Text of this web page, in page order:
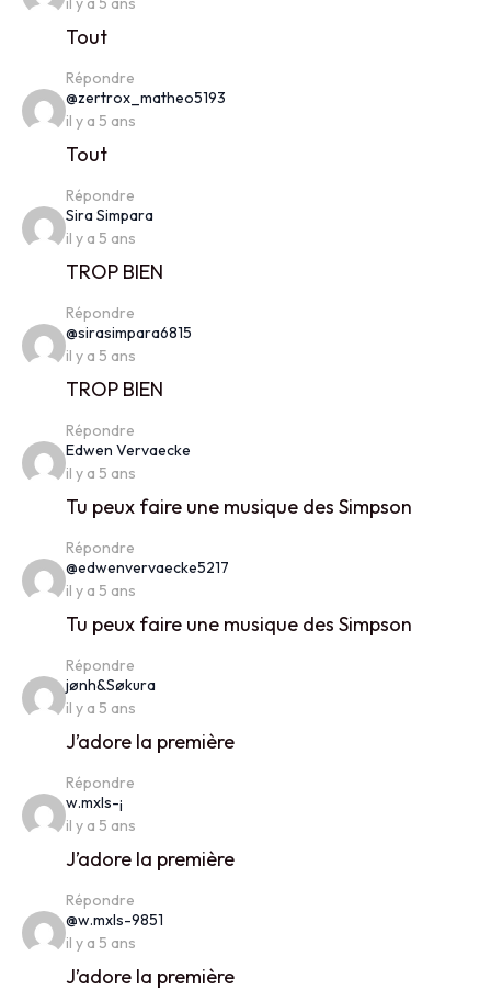
Tout
Répondre
@zertrox_matheo5193
il y a 5 ans
Tout
Répondre
Sira Simparasays:
il y a 5 ans
TROP BIEN
Répondre
@sirasimpara6815
il y a 5 ans
TROP BIEN
Répondre
Edwen Vervaecke
il y a 5 ans
Tu peux faire une musique des Simpson
Répondre
@edwenvervaecke5217
il y a 5 ans
Tu peux faire une musique des Simpson
Répondre
jønh&Søkurasays:
il y a 5 ans
J’adore la première
Répondre
w.mxls-¡
il y a 5 ans
J’adore la première
Répondre
@w.mxls-9851
il y a 5 ans
J’adore la première